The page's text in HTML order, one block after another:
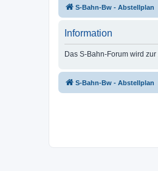
S-Bahn-Bw - Abstellplan
Information
Das S-Bahn-Forum wird
S-Bahn-Bw - Abstellplan